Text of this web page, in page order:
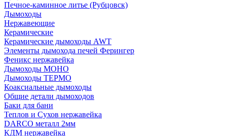
Печное-каминное литье (Рубцовск)
Дымоходы
Нержавеющие
Керамические
Керамические дымоходы AWT
Элементы дымохода печей Ферингер
Феникс нержавейка
Дымоходы МОНО
Дымоходы ТЕРМО
Коаксиальные дымоходы
Общие детали дымоходов
Баки для бани
Теплов и Сухов нержавейка
DARCO металл 2мм
КДМ нержавейка